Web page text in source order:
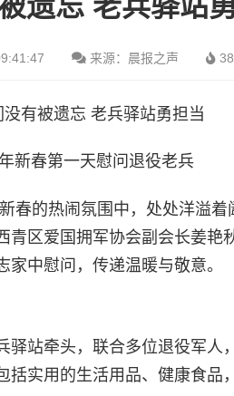
来源：晨报之声
没有被遗忘 老兵驿站勇担当
新春第一天慰问退役老兵
春的热闹氛围中，处处洋溢
青区爱国拥军协会副会长姜艳
中慰问，传递温暖与敬意。
站牵头，联合多位退役军人
括实用的生活用品、健康食品